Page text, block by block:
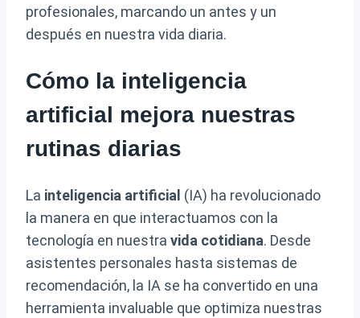
profesionales, marcando un antes y un
después en nuestra vida diaria.
Cómo la inteligencia
artificial mejora nuestras
rutinas diarias
La inteligencia artificial (IA) ha revolucionado
la manera en que interactuamos con la
tecnología en nuestra vida cotidiana. Desde
asistentes personales hasta sistemas de
recomendación, la IA se ha convertido en una
herramienta invaluable que optimiza nuestras